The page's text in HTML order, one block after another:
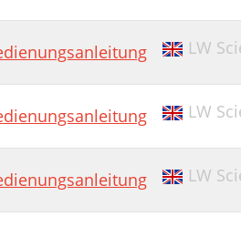
LW
LW
LW